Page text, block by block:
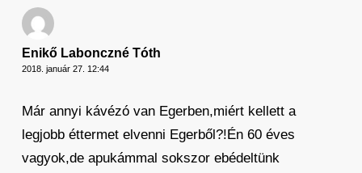
Enikő Labonczné Tóth
2018. január 27. 12:44
Már annyi kávézó van Egerben,miért kellett a
legjobb éttermet elvenni Egerből?!Én 60 éves
vagyok,de apukámmal sokszor ebédeltünk